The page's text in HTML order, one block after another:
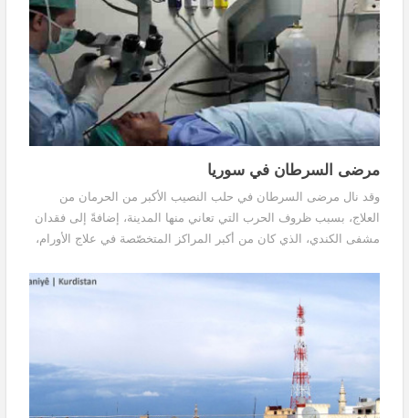
مرضى السرطان في سوريا
وقد نال مرضى السرطان في حلب النصيب الأكبر من الحرمان من
العلاج، بسبب ظروف الحرب التي تعاني منها المدينة، إضافةً إلى فقدان
مشفى الكندي، الذي كان من أكبر المراكز المتخصّصة في علاج الأورام،